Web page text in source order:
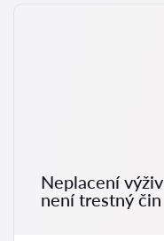
Neplacení
není trestný čin